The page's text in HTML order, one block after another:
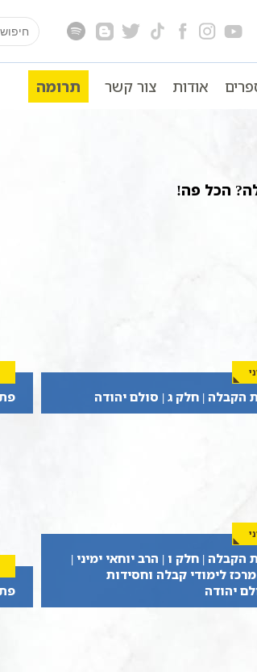
Search
for:
אודות צור קשר תרומה
ימיני
הכל פה!
הקבלה | חלק ג | סולם יהודה
| חלק ו | הרב יוחאי ימיני |
לימודי קבלה וחסידות
יהודה